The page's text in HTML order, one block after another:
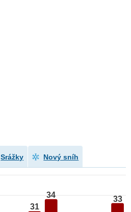
Srážky Nový sníh
31
34 33